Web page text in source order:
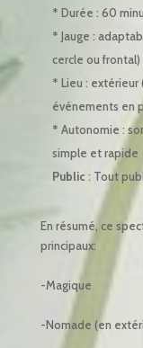
* Durée : 60
* Jauge :
cercle ou frontal)
* Lieu : extérieur
événements en
* Autonomie :
simple et rapide
Public : Tout
En résumé, ce
principaux:
-Magique
-Nomade (en